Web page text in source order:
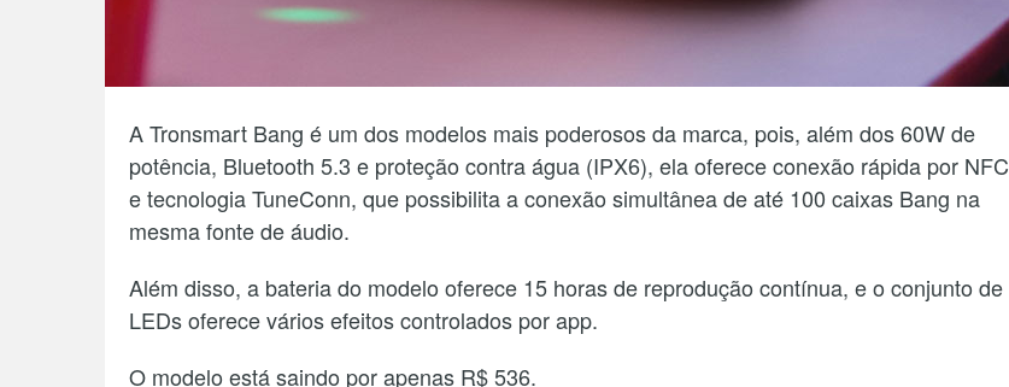
A Tronsmart Bang é um dos modelos mais poderosos da marca, pois, além dos 60W de
potência, Bluetooth 5.3 e proteção contra água (IPX6), ela oferece conexão rápida por NFC
e tecnologia TuneConn, que possibilita a conexão simultânea de até 100 caixas Bang na
mesma fonte de áudio.
Além disso, a bateria do modelo oferece 15 horas de reprodução contínua, e o conjunto de
LEDs oferece vários efeitos controlados por app.
O modelo está saindo por apenas R$ 536.